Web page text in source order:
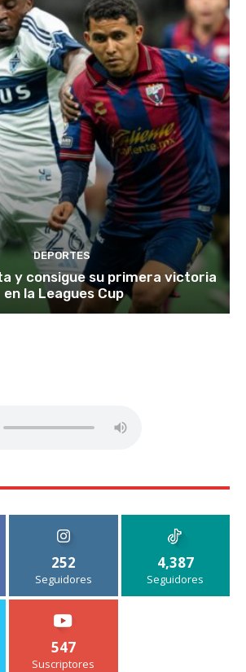
DEPORTES
y consigue su primera victoria
en la Leagues Cup
252
Seguidores
4,387
Seguidores
547
Suscriptores